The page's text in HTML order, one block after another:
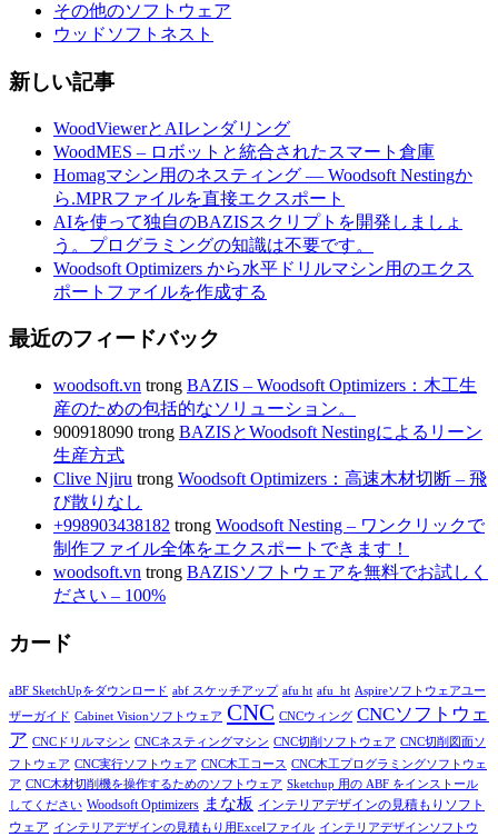
その他のソフトウェア
ウッドソフトネスト
新しい記事
WoodViewerとAIレンダリング
WoodMES – ロボットと統合されたスマート倉庫
Homagマシン用のネスティング — Woodsoft Nestingか
ら.MPRファイルを直接エクスポート
AIを使って独自のBAZISスクリプトを開発しましょ
う。プログラミングの知識は不要です。
Woodsoft Optimizers から水平ドリルマシン用のエクス
ポートファイルを作成する
最近のフィードバック
woodsoft.vn trong BAZIS – Woodsoft Optimizers：木工生
産のための包括的なソリューション。
900918090 trong BAZISとWoodsoft Nestingによるリーン
生産方式
Clive Njiru trong Woodsoft Optimizers：高速木材切断 – 飛
び散りなし
+998903438182 trong Woodsoft Nesting – ワンクリックで
制作ファイル全体をエクスポートできます！
woodsoft.vn trong BAZISソフトウェアを無料でお試しく
ださい – 100%
カード
aBF SketchUpをダウンロード abf スケッチアップ afu ht afu_ht Aspireソフトウェアユー
ザーガイド Cabinet Visionソフトウェア CNC CNCウィング CNCソフトウェ
ア CNCドリルマシン CNCネスティングマシン CNC切削ソフトウェア CNC切削図面ソ
フトウェア CNC実行ソフトウェア CNC木工コース CNC木工プログラミングソフトウェ
ア CNC木材切削機を操作するためのソフトウェア Sketchup 用の ABF をインストール
してください Woodsoft Optimizers まな板 インテリアデザインの見積もりソフト
ウェア インテリアデザインの見積もり用Excelファイル インテリアデザインソフトウ